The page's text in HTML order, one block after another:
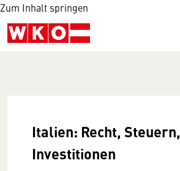
Zum Inhalt springen
Italien: Recht, Steuern,
Investitionen